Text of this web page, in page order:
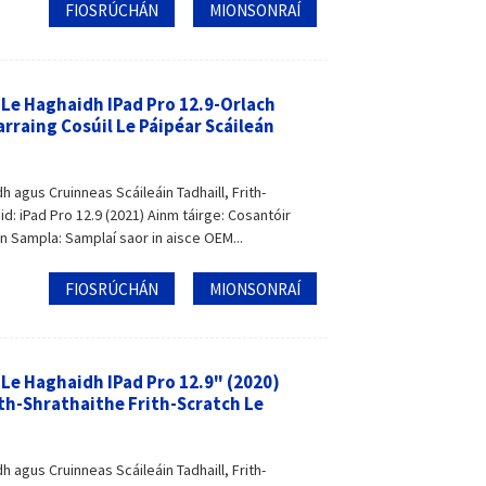
FIOSRÚCHÁN MIONSONRAÍ
Haghaidh IPad Pro 12.9-Orlach
Cosúil Le Páipéar Scáileán
agus Cruinneas Scáileáin Tadhaill, Frith-
iPad Pro 12.9 (2021) Ainm táirge: Cosantóir
Sampla: Samplaí saor in aisce OEM...
FIOSRÚCHÁN MIONSONRAÍ
Haghaidh IPad Pro 12.9" (2020)
Shrathaithe Frith-Scratch Le
agus Cruinneas Scáileáin Tadhaill, Frith-